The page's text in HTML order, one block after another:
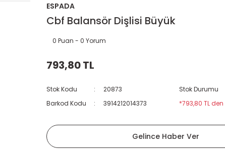
ESPADA
Cbf Balansör Dişlisi Büyük
0 Puan - 0 Yorum
793,80 TL
Stok Kodu 20873
Stok Durumu
Barkod Kodu
3914212014373 *793,80 TL
Gelince Haber Ver